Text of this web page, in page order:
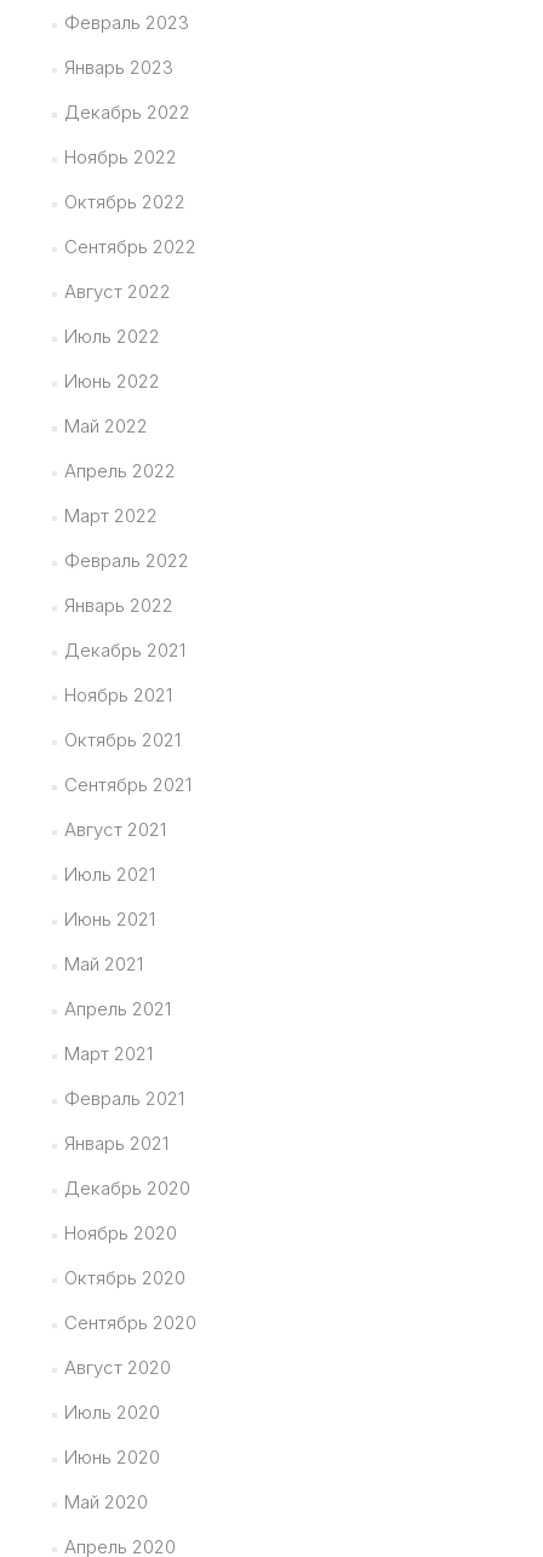
Февраль 2023
Январь 2023
Декабрь 2022
Ноябрь 2022
Октябрь 2022
Сентябрь 2022
Август 2022
Июль 2022
Июнь 2022
Май 2022
Апрель 2022
Март 2022
Февраль 2022
Январь 2022
Декабрь 2021
Ноябрь 2021
Октябрь 2021
Сентябрь 2021
Август 2021
Июль 2021
Июнь 2021
Май 2021
Апрель 2021
Март 2021
Февраль 2021
Январь 2021
Декабрь 2020
Ноябрь 2020
Октябрь 2020
Сентябрь 2020
Август 2020
Июль 2020
Июнь 2020
Май 2020
Апрель 2020